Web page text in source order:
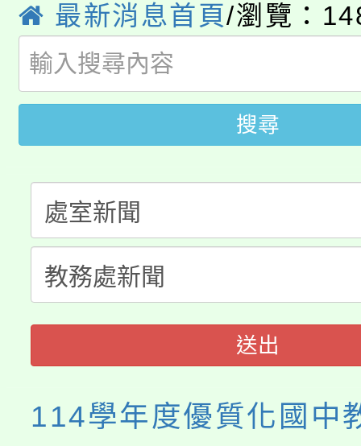
局官網。
8月14至27日，桃園電
開!
115年桃園市運動會8/
田徑場及游泳池舉行。
桃園市低收入戶享有免
視費優惠，中低收入戶
半價優惠，詳情可洽有
者。
大園自造教育及科技中
份教師增能研習
大溪自造教育及科技中
份教師研習
淨零綠生活教案入校路
會
115年食農教育專業人
程
最新消息首頁/瀏覽：
搜尋
送出
114學年度優質化國中